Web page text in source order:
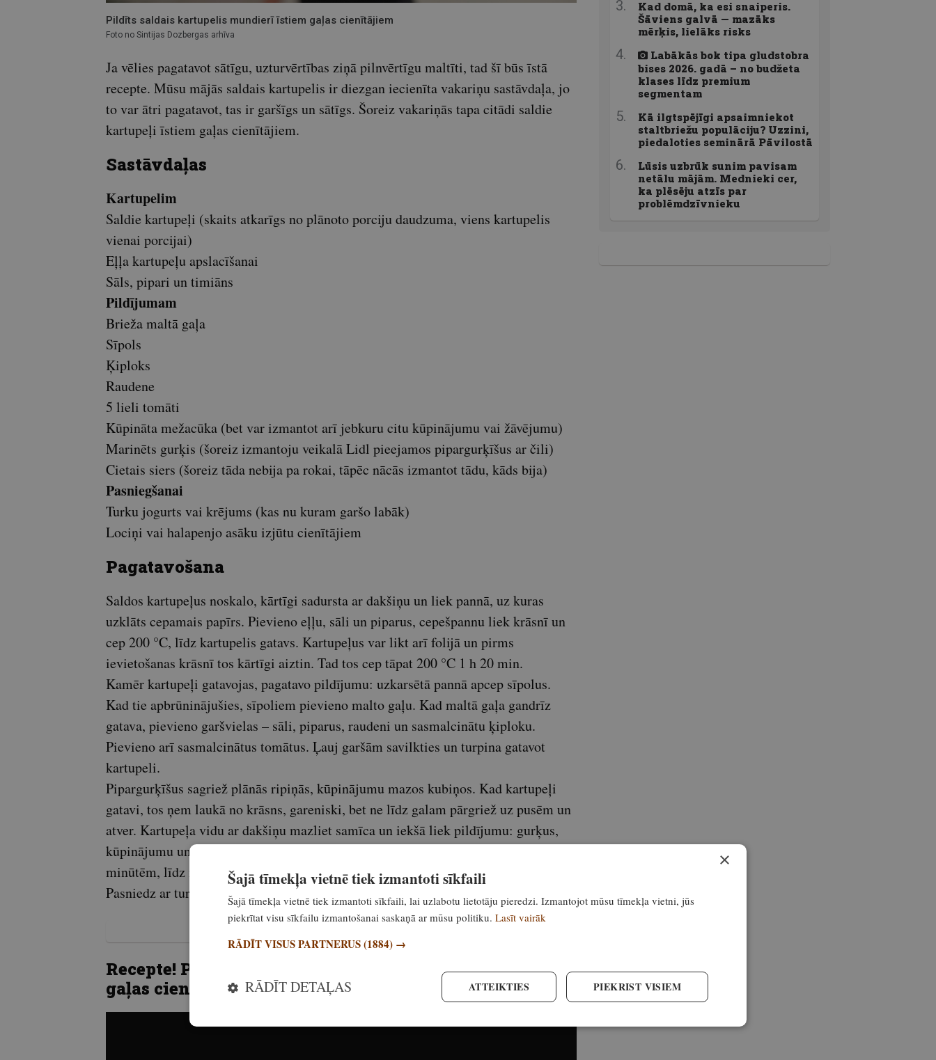
Pildīts saldais kartupelis mundierī īstiem gaļas cienītājiem
Foto no Sintijas Dozbergas arhīva
Ja vēlies pagatavot sātīgu, uzturvērtības ziņā pilnvērtīgu maltīti, tad šī būs īstā
recepte. Mūsu mājās saldais kartupelis ir diezgan iecienīta vakariņu sastāvdaļa, jo
to var ātri pagatavot, tas ir garšīgs un sātīgs. Šoreiz vakariņās tapa citādi saldie
kartupeļi īstiem gaļas cienītājiem.
Sastāvdaļas
Kartupelim
Saldie kartupeļi (skaits atkarīgs no plānoto porciju daudzuma, viens kartupelis
vienai porcijai)
Eļļa kartupeļu apslacīšanai
Sāls, pipari un timiāns
Pildījumam
Brieža maltā gaļa
Sīpols
Ķiploks
Raudene
5 lieli tomāti
Kūpināta mežacūka (bet var izmantot arī jebkuru citu kūpinājumu vai žāvējumu)
Marinēts gurķis (šoreiz izmantoju veikalā Lidl pieejamos pipargurķīšus ar čili)
Cietais siers (šoreiz tāda nebija pa rokai, tāpēc nācās izmantot tādu, kāds bija)
Pasniegšanai
Turku jogurts vai krējums (kas nu kuram garšo labāk)
Lociņi vai halapenjo asāku izjūtu cienītājiem
Pagatavošana
Saldos kartupeļus noskalo, kārtīgi sadursta ar dakšiņu un liek pannā, uz kuras
uzklāts cepamais papīrs. Pievieno eļļu, sāli un piparus, cepešpannu liek krāsnī un
cep 200 °C, līdz kartupelis gatavs. Kartupeļus var likt arī folijā un pirms
ievietošanas krāsnī tos kārtīgi aiztin. Tad tos cep tāpat 200 °C 1 h 20 min.
Kamēr kartupeļi gatavojas, pagatavo pildījumu: uzkarsētā pannā apcep sīpolus.
Kad tie apbrūninājušies, sīpoliem pievieno malto gaļu. Kad maltā gaļa gandrīz
gatava, pievieno garšvielas – sāli, piparus, raudeni un sasmalcinātu ķiploku.
Pievieno arī sasmalcinātus tomātus. Ļauj garšām savilkties un turpina gatavot
kartupeli.
Pipargurķīšus sagriež plānās ripiņās, kūpinājumu mazos kubiņos. Kad kartupeļi
gatavi, tos ņem laukā no krāsns, gareniski, bet ne līdz galam pārgriež uz pusēm un
atver. Kartupeļa vidu ar dakšiņu mazliet samīca un iekšā liek pildījumu: gurķus,
kūpinājumu un malto gaļu. Visu pārkaisa ar sieru un liek cepeškrāsnī vēl uz pāris
minūtēm, līdz izkūst siers.
Pasniedz ar turku jogurtu vai krējumu un lociņiem. Lai labi garšo!
Recepte! Pildīts saldais kartupelis mundierī īstiem
gaļas cienītājiem
Kad domā, ka esi snaiperis.
Šāviens galvā — mazāks
mērķis, lielāks risks
Labākās bok tipa gludstobra
bises 2026. gadā – no budžeta
klases līdz premium
segmentam
Kā ilgtspējīgi apsaimniekot
staltbriežu populāciju? Uzzini,
piedaloties seminārā Pāvilostā
Lūsis uzbrūk sunim pavisam
netālu mājām. Mednieki cer,
ka plēsēju atzīs par
problēmdzīvnieku
×
Šajā tīmekļa vietnē tiek izmantoti sīkfaili
Šajā tīmekļa vietnē tiek izmantoti sīkfaili, lai uzlabotu lietotāju pieredzi. Izmantojot mūsu tīmekļa vietni, jūs
piekrītat visu sīkfailu izmantošanai saskaņā ar mūsu politiku. Lasīt vairāk
RĀDĪT VISUS PARTNERUS(1884) →
PIEKRIST VISIEM
ATTEIKTIES
RĀDĪT DETAĻAS